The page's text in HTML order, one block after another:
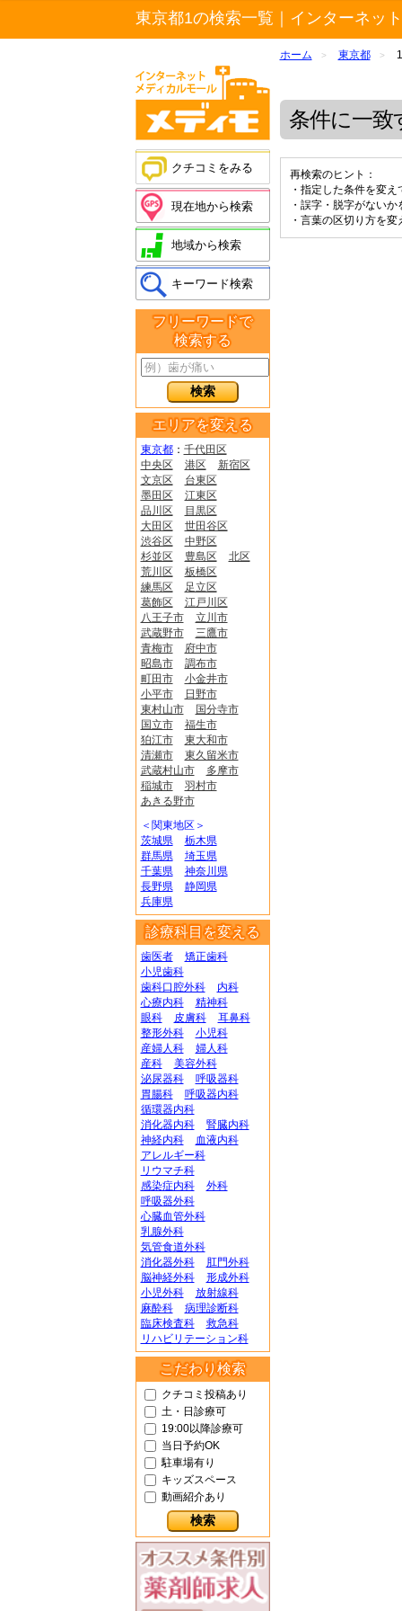
東京都1の検索一覧｜インターネッ
クチコミをみる
現在地から検索
地域から検索
キーワード検索
フリーワードで
検索する
エリアを変える
東京都： 千代田区
中央区
港区
新宿区
文京区
台東区
墨田区
江東区
品川区
目黒区
大田区
世田谷区
渋谷区
中野区
杉並区
豊島区
北区
荒川区
板橋区
練馬区
足立区
葛飾区
江戸川区
八王子市
立川市
武蔵野市
三鷹市
青梅市
府中市
昭島市
調布市
町田市
小金井市
小平市
日野市
東村山市
国分寺市
国立市
福生市
狛江市
東大和市
清瀬市
東久留米市
武蔵村山市
多摩市
稲城市
羽村市
あきる野市
＜関東地区＞
茨城県
栃木県
群馬県
埼玉県
千葉県
神奈川県
長野県
静岡県
兵庫県
診療科目を変える
歯医者
矯正歯科
小児歯科
歯科口腔外科
内科
心療内科
精神科
眼科
皮膚科
耳鼻科
整形外科
小児科
産婦人科
婦人科
産科
美容外科
泌尿器科
呼吸器科
胃腸科
呼吸器内科
循環器内科
消化器内科
腎臓内科
神経内科
血液内科
アレルギー科
リウマチ科
感染症内科
外科
呼吸器外科
心臓血管外科
乳腺外科
気管食道外科
消化器外科
肛門外科
脳神経外科
形成外科
小児外科
放射線科
麻酔科
病理診断科
臨床検査科
救急科
リハビリテーション科
こだわり検索
クチコミ投稿あり
土・日診療可
19:00以降診療可
当日予約OK
駐車場有り
キッズスペース
動画紹介あり
ホーム > 東京都 >
条件に一致
再検索のヒント：
・指定した条件を変
・誤字・脱字がない
・言葉の区切り方を